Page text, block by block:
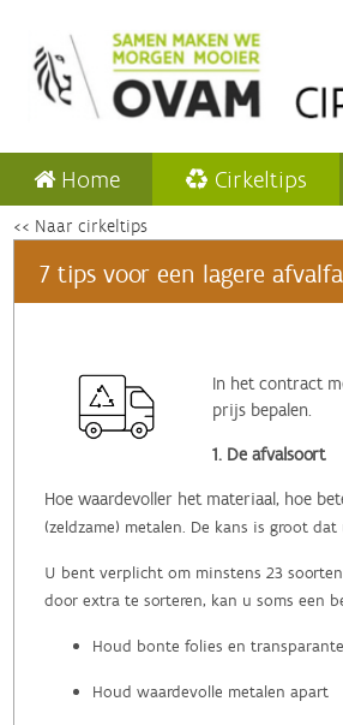
Home Cirkeltips
<< Naar cirkeltips
7 tips voor een lagere
In het contract
prijs bepalen.
1. De afvalsoort
Hoe waardevoller het materiaal, hoe
(zeldzame) metalen. De kans is groot
U bent verplicht om minstens 23
door extra te sorteren, kan u soms een
Houd bonte folies en
Houd waardevolle metalen apart